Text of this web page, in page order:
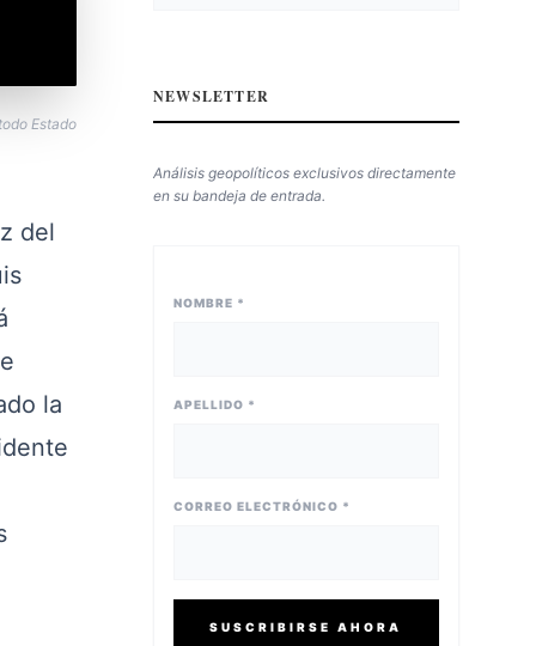
Estado
del
la
NEWSLETTER
Análisis geopolíticos exclusivos directamente
en su bandeja de entrada.
NOMBRE *
APELLIDO *
CORREO ELECTRÓNICO *
SUSCRIBIRSE AHORA